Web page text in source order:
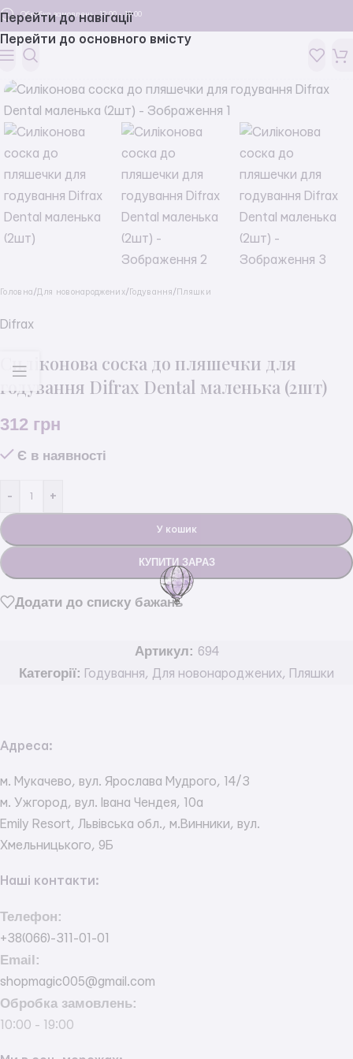
Перейти до навігації
Перейти до основного вмісту
Обробка замовлень: 10:00 - 19:00
Головна /Для новонароджених/ Годування / Пляшки
Difrax
Силіконова соска до пляшечки для
годування Difrax Dental маленька (2шт)
312 грн
Є в наявності
- +
У кошик
КУПИТИ ЗАРАЗ
Додати до списку бажань
Артикул: 694
Категорії: Годування, Для новонароджених, Пляшки
Адреса:
м. Мукачево, вул. Ярослава Мудрого, 14/3
м. Ужгород, вул. Івана Чендея, 10а
Emily Resort, Львівська обл., м.Винники, вул.
Хмельницького, 9Б
Наші контакти:
Телефон:
+38(066)-311-01-01
Email:
shopmagic005@gmail.com
Обробка замовлень:
10:00 - 19:00